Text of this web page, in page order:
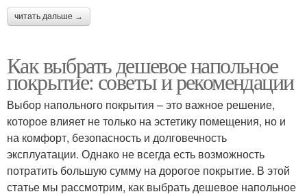
читать дальше →
Как выбрать дешевое напольное
покрытие: советы и рекомендации
Выбор напольного покрытия – это важное решение,
которое влияет не только на эстетику помещения, но и
на комфорт, безопасность и долговечность
эксплуатации. Однако не всегда есть возможность
потратить большую сумму на дорогое покрытие. В этой
статье мы рассмотрим, как выбрать дешевое напольное